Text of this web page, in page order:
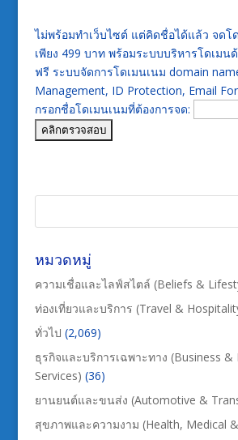
ไม่พร้อมทำเว็บไซต์ แต่คิดชื่อได้แล้ว จดโ
เพียง 499 บาท พร้อมระบบบริหารโดเมน
ฟรี ระบบจัดการโดเมนเนม domain
Management, ID Protection, Email
กรอกชื่อโดเมนเนมที่ต้องการจด:
หมวดหมู่
ความเชื่อและไลฟ์สไตล์ (Beliefs &
ท่องเที่ยวและบริการ (Travel &
ทั่วไป (2,069)
ธุรกิจและบริการเฉพาะทาง (Business &
Services) (36)
ยานยนต์และขนส่ง (Automotive &
สุขภาพและความงาม (Health, Medical